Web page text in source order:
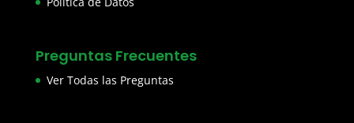
Preguntas Frecuentes
Ver Todas las Preguntas